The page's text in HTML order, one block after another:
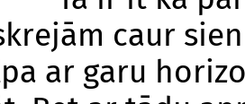
caur
ar garu